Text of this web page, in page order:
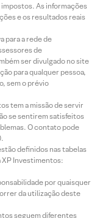
As informações
e os resultados reais
para a rede de
de
ser divulgado no site
para qualquer pessoa,
sem o prévio
tem a missão de servir
se sentirem satisfeitos
O contato pode
definidos nas tabelas
XP Investimentos:
por quaisquer
da utilização deste
seguem diferentes